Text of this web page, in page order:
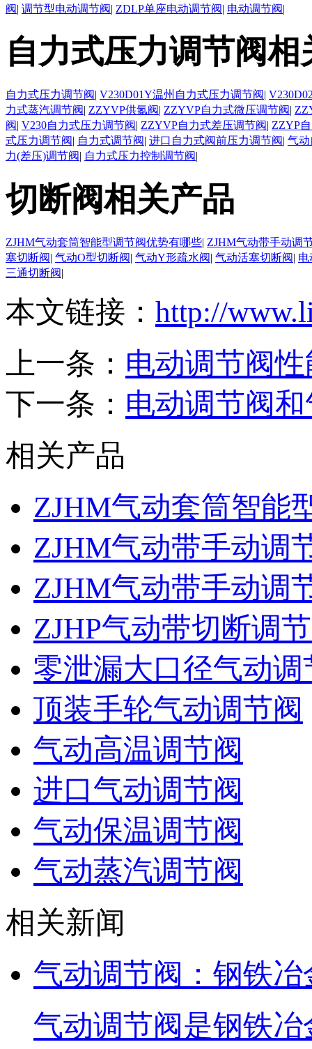
阀| 调节型电动调节阀| ZDLP单座电动调节阀| 电动调节阀|
自力式压力调节阀相
自力式压力调节阀| V230D01Y温州自力式压力调节阀|
力式蒸汽调节阀| ZZYVP供氮阀| ZZYVP自力式微压调节阀|
阀| V230自力式压力调节阀| ZZYVP自力式差压调节阀| ZZYP
式压力调节阀| 自力式调节阀| 进口自力式阀前压力调节阀| 气
力(差压)调节阀| 自力式压力控制调节阀|
切断阀相关产品
ZJHM气动套筒智能型调节阀优势有哪些| ZJHM气动带手动调
塞切断阀| 气动O型切断阀| 气动Y形疏水阀| 气动活塞切断阀| 电
三通切断阀|
本文链接： http://
上一条： 电动调节阀
下一条： 电动调节阀
相关产品
ZJHM气动套筒智能
ZJHM气动带手动调
ZJHM气动带手动调
ZJHP气动带切断调
零泄漏大口径气动调
顶装手轮气动调节阀
气动高温调节阀
进口气动调节阀
气动保温调节阀
气动蒸汽调节阀
相关新闻
气动调节阀：钢铁
气动调节阀是钢铁